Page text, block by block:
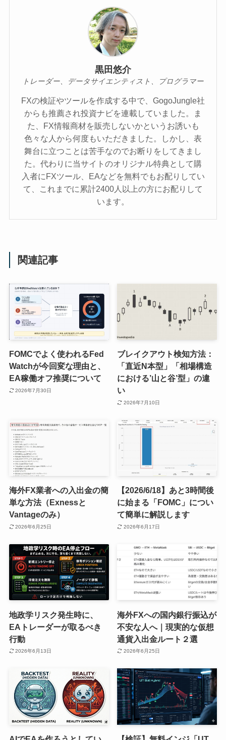
黒田悠介
トレーダー、データサイエンティスト、プログラマー
FXの検証やツールを作成する中で、GogoJungle社
からも推薦され投資ナビを連載していました。ま
た、FX情報商材を販売しないかというお誘いも
色々な人から何度もいただきました。しかし、表
舞台に立つことは苦手なのでお断りをしてきまし
た。代わりに当サイトのオリジナル特典として購
入者にFXツール、EAなどを無料でもお配りしてい
て、これまでに累計2400人以上の方にお配りして
います。
関連記事
FOMCでよく使われるFed
Watchが今回変な理由と、
EA稼働オフ推奨について
2026年7月30日
ブレイクアウト検知方法：
「直近N本型」「相場構造
における’山と谷’型」の違
い
2026年7月10日
海外FX業者への入出金の簡
単な方法（Exnessと
Vantageのみ）
2026年6月25日
【2026/6/18】あと3時間後
に始まる「FOMC」につい
て簡単に解説します
2026年6月17日
地政学リスク発生時に、
EAトレーダーが取るべき
行動
2026年6月13日
海外FXへの国内銀行振込が
不安な人へ｜現実的な仮想
通貨入出金ルート２選
2026年6月25日